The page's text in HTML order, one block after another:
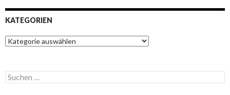
KATEGORIEN
K
a
g
o
S
u